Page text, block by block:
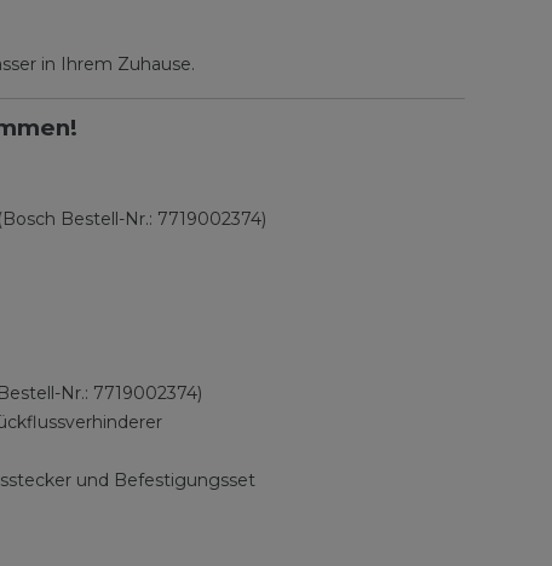
in Ihrem Zuhause.
Bestell-Nr.: 7719002374)
Nr.: 7719002374)
und Befestigungsset